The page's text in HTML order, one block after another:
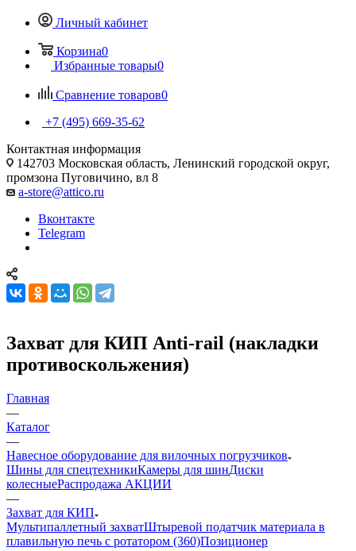
Личный кабинет
Корзина0
Избранные товары0
Сравнение товаров0
+7 (495) 669-35-62
Контактная информация
142703 Московская область, Ленинский городской округ,
промзона Пуговичино, вл 8
a-store@attico.ru
Вконтакте
Telegram
Захват для КИП Anti-rail (накладки
противоскольжения)
Главная
—
Каталог
—
Навесное оборудование для вилочных погрузчиков
Шины для спецтехникиКамеры для шинДиски
колесныеРаспродажа АКЦИИ
—
Захват для КИП
Мультипаллетный захватШтыревой податчик материала в
плавильную печь с ротатором (360)Позиционер